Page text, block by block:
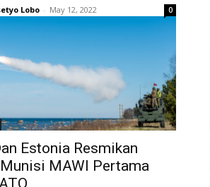
Lobo - May 12, 2022 0
Estonia Resmikan
MAWI Pertama